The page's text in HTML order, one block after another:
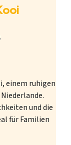
einem ruhigen
und die
für Familien